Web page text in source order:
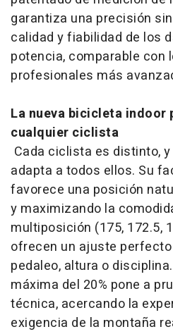
garantiza una precisión
calidad y fiabilidad de los
potencia, comparable con
profesionales más
La nueva bicicleta indoor
cualquier ciclista
Cada ciclista es distinto,
adapta a todos ellos. Su
favorece una posición
y maximizando la
multiposición (175, 172.5,
ofrecen un ajuste
pedaleo, altura o
máxima del 20% pone a
técnica, acercando la
exigencia de la montaña